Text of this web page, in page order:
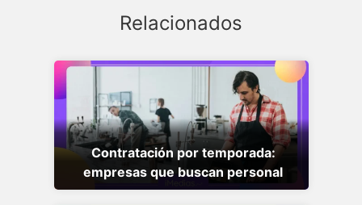
Relacionados
Contratación por temporada:
empresas que buscan personal